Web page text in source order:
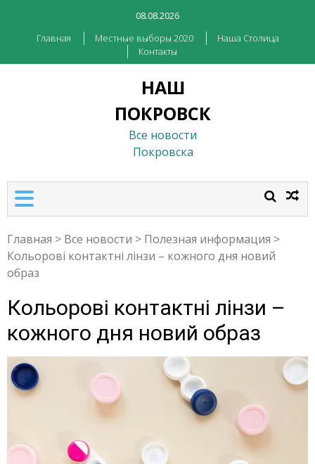
08.08.2026
Главная
Местные выборы 2020
Наша Столица
Контакты
НАШ
ПОКРОВСК
Все новости
Покровска
Главная > Все новости > Полезная информация >
Кольорові контактні лінзи – кожного дня новий
образ
Кольорові контактні лінзи –
кожного дня новий образ